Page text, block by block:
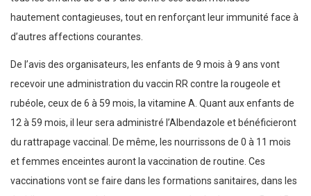
hautement contagieuses, tout en renforçant leur immunité face à
d’autres affections courantes.
De l’avis des organisateurs, les enfants de 9 mois à 9 ans vont
recevoir une administration du vaccin RR contre la rougeole et
rubéole, ceux de 6 à 59 mois, la vitamine A. Quant aux enfants de
12 à 59 mois, il leur sera administré l’Albendazole et bénéficieront
du rattrapage vaccinal. De même, les nourrissons de 0 à 11 mois
et femmes enceintes auront la vaccination de routine. Ces
vaccinations vont se faire dans les formations sanitaires, dans les